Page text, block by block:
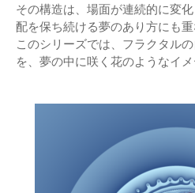
その構造は、場面が連続的に変
配を保ち続ける夢のあり方にも重
このシリーズでは、フラクタル
を、夢の中に咲く花のようなイ